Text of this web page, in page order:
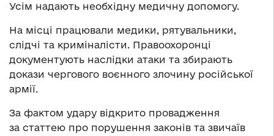
Усім надають необхідну медичну допомогу.
На місці працювали медики, рятувальники,
слідчі та криміналісти. Правоохоронці
документують наслідки атаки та збирають
докази чергового воєнного злочину російської
армії.
За фактом удару відкрито провадження
за статтею про порушення законів та звичаїв